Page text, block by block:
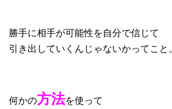
勝手に相手が可能性を自分で信じて
引き出していくんじゃないかってこと。
何かの方法を使って